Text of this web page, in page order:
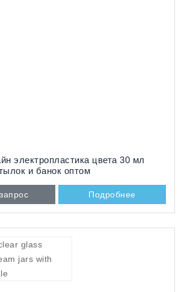
электропластика цвета 30 мл
и банок оптом
Подробнее